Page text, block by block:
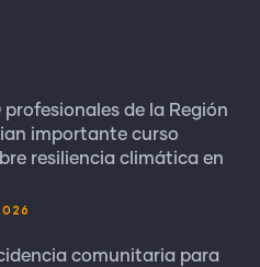
profesionales de la Región
importante curso
resiliencia climática en
comunitaria para